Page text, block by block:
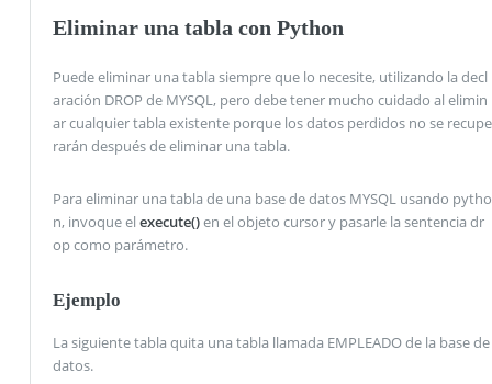
Eliminar una tabla con Python
Puede eliminar una tabla siempre que lo necesite, utilizando la decl
aración DROP de MYSQL, pero debe tener mucho cuidado al elimin
ar cualquier tabla existente porque los datos perdidos no se recupe
rarán después de eliminar una tabla.
Para eliminar una tabla de una base de datos MYSQL usando pytho
n, invoque el execute()en el objeto cursor y pasarle la sentencia dr
op como parámetro.
Ejemplo
La siguiente tabla quita una tabla llamada EMPLEADO de la base de
datos.